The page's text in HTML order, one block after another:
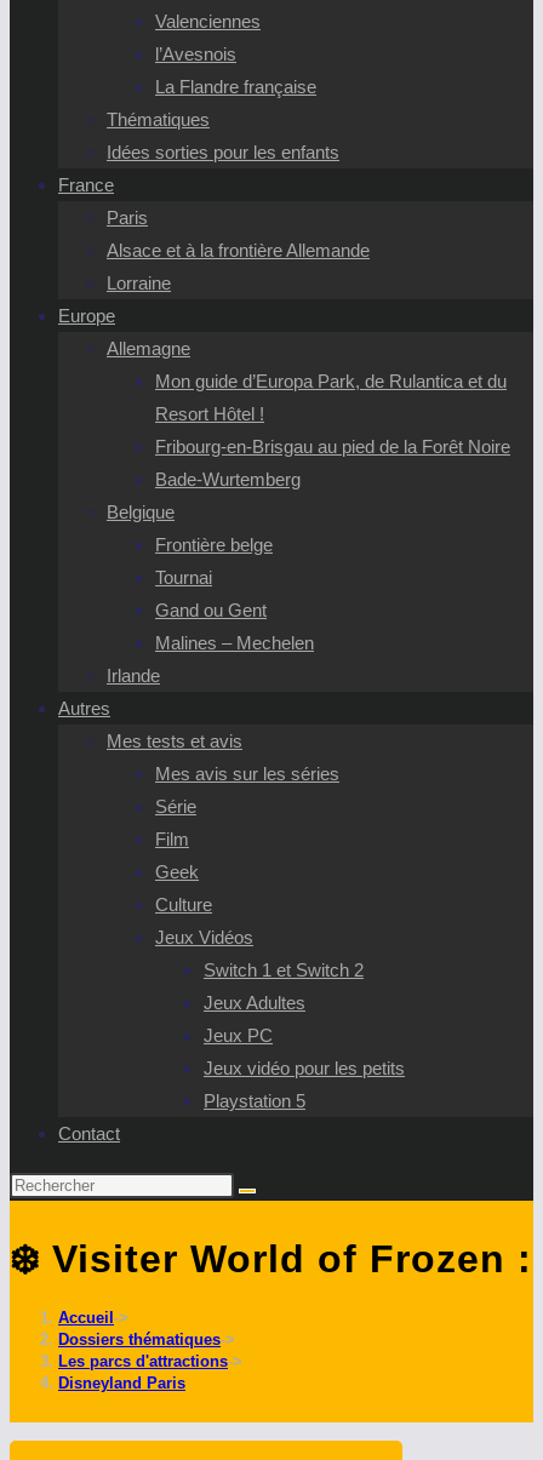
Valenciennes
l’Avesnois
La Flandre française
Thématiques
Idées sorties pour les enfants
France
Paris
Alsace et à la frontière Allemande
Lorraine
Europe
Allemagne
Mon guide d’Europa Park, de Rulantica et du
Resort Hôtel !
Fribourg-en-Brisgau au pied de la Forêt Noire
Bade-Wurtemberg
Belgique
Frontière belge
Tournai
Gand ou Gent
Malines – Mechelen
Irlande
Autres
Mes tests et avis
Mes avis sur les séries
Série
Film
Geek
Culture
Jeux Vidéos
Switch 1 et Switch 2
Jeux Adultes
Jeux PC
Jeux vidéo pour les petits
Playstation 5
Contact
Rechercher
ce
site
❄️ Visiter World of Frozen
Accueil ->
Dossiers thématiques->
Les parcs d'attractions->
Disneyland Paris